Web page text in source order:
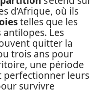
d’Afrique, où ils
telles que les
antilopes. Les
quitter la
trois ans pour
une période
perfectionner leurs
survivre